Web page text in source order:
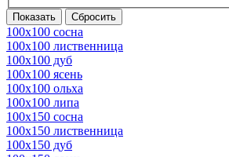
100х100 сосна
100х100 лиственница
100х100 дуб
100х100 ясень
100х100 ольха
100х100 липа
100х150 сосна
100х150 лиственница
100х150 дуб